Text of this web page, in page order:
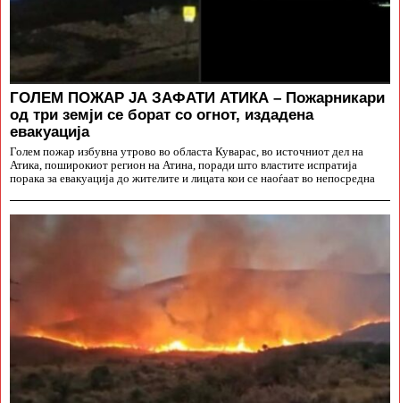
ГОЛЕМ ПОЖАР ЈА ЗАФАТИ АТИКА – Пожарникари
од три земји се борат со огнот, издадена
евакуација
Голем пожар избувна утрово во областа Куварас, во источниот дел на
Атика, поширокиот регион на Атина, поради што властите испратија
порака за евакуација до жителите и лицата кои се наоѓаат во непосредна